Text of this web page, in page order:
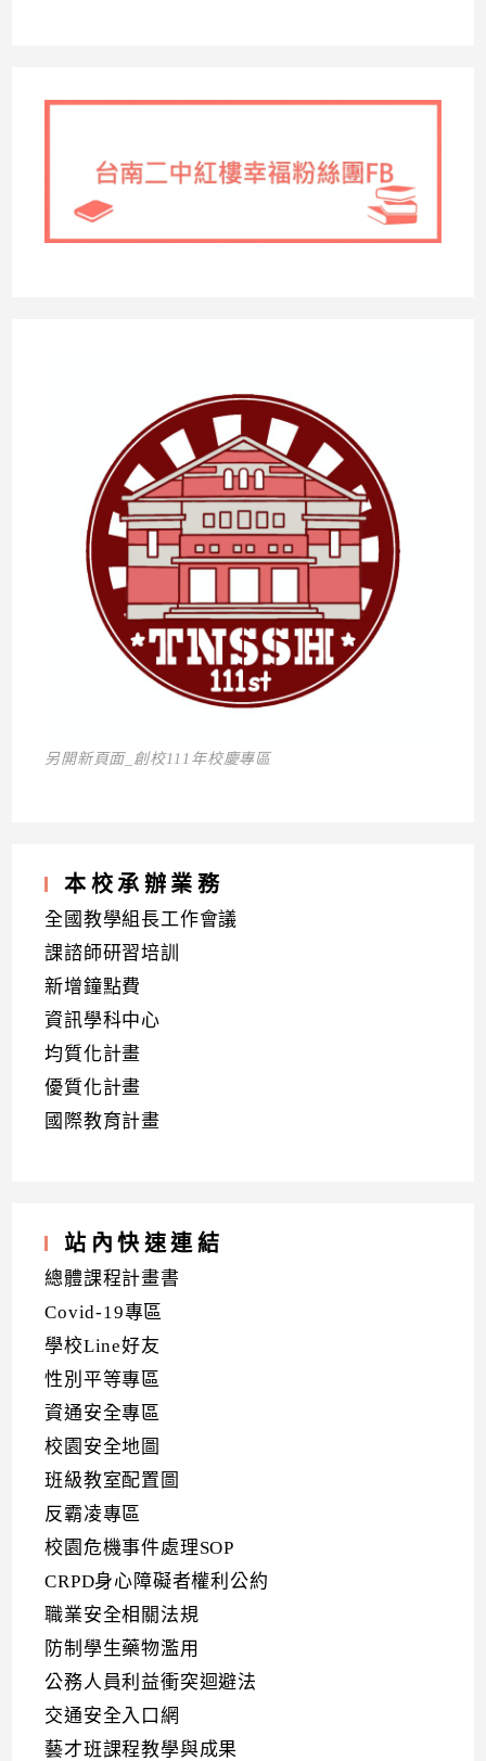
另開新頁面_創校111年校慶專區
本校承辦業務
全國教學組長工作會議
課諮師研習培訓
新增鐘點費
資訊學科中心
均質化計畫
優質化計畫
國際教育計畫
站內快速連結
總體課程計畫書
Covid-19專區
學校Line好友
性別平等專區
資通安全專區
校園安全地圖
班級教室配置圖
反霸凌專區
校園危機事件處理SOP
CRPD身心障礙者權利公約
職業安全相關法規
防制學生藥物濫用
公務人員利益衝突迴避法
交通安全入口網
藝才班課程教學與成果